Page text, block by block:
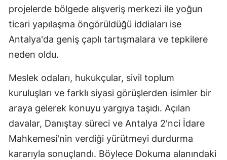
projelerde bölgede alışveriş merkezi ile yoğun
ticari yapılaşma öngörüldüğü iddiaları ise
Antalya'da geniş çaplı tartışmalara ve tepkilere
neden oldu.
Meslek odaları, hukukçular, sivil toplum
kuruluşları ve farklı siyasi görüşlerden isimler bir
araya gelerek konuyu yargıya taşıdı. Açılan
davalar, Danıştay süreci ve Antalya 2'nci İdare
Mahkemesi'nin verdiği yürütmeyi durdurma
kararıyla sonuçlandı. Böylece Dokuma alanındaki